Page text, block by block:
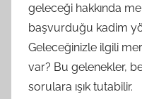
geleceği hakkında
başvurduğu kadim
Geleceğinizle ilgili
var? Bu gelenekler,
sorulara ışık tutabilir.